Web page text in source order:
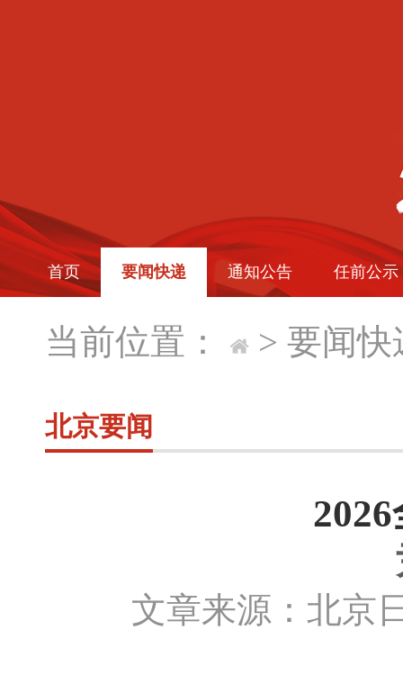
首页 要闻快递 通知公告 任前公示
当前位置： > 要闻快
北京要闻
文章来源：北